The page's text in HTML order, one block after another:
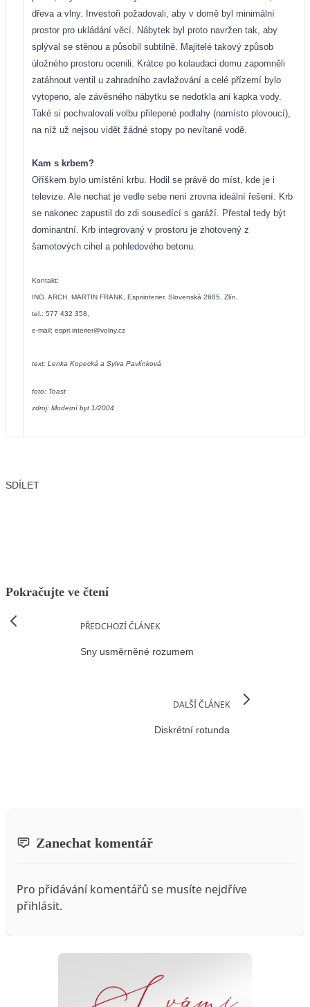
dřeva a vlny. Investoři požadovali, aby v domě byl minimální
prostor pro ukládání věcí. Nábytek byl proto navržen tak, aby
splýval se stěnou a působil subtilně. Majitelé takový způsob
úložného prostoru ocenili. Krátce po kolaudaci domu zapomněli
zatáhnout ventil u zahradního zavlažování a celé přízemí bylo
vytopeno, ale závěsného nábytku se nedotkla ani kapka vody.
Také si pochvalovali volbu přilepené podlahy (namísto plovoucí),
na níž už nejsou vidět žádné stopy po nevítané vodě.
Kam s krbem?
Oříškem bylo umístění krbu. Hodil se právě do míst, kde je i
televize. Ale nechat je vedle sebe není zrovna ideální řešení. Krb
se nakonec zapustil do zdi sousedící s garáží. Přestal tedy být
dominantní. Krb integrovaný v prostoru je zhotovený z
šamotových cihel a pohledového betonu.
Kontakt:
ING. ARCH. MARTIN FRANK, Espriinterier, Slovenská 2685, Zlín,
tel.: 577 432 358,
e-mail: espri.interier@volny.cz
text: Lenka Kopecká a Sylva Pavlínková
foto: Toast
zdroj: Moderní byt 1/2004
SDÍLET
Pokračujte ve čtení
PŘEDCHOZÍ ČLÁNEK
Sny usměrněné rozumem
DALŠÍ ČLÁNEK
Diskrétní rotunda
Zanechat komentář
Pro přidávání komentářů se musíte nejdříve
přihlásit.